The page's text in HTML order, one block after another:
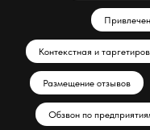
Контекстная и
Размещение отзывов
Обзвон по